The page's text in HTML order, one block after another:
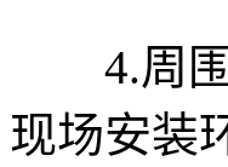
4.周围
现场安装